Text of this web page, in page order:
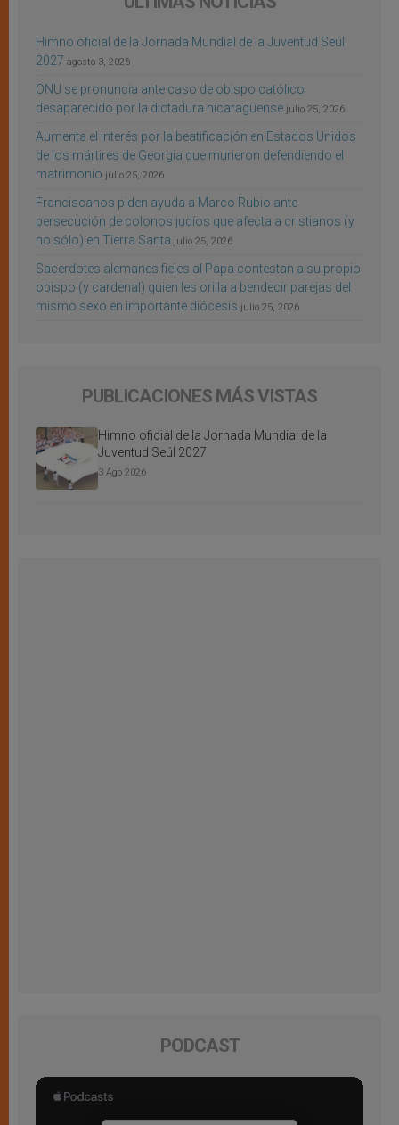
Himno oficial de la Jornada Mundial de la Juventud Seúl
2027 agosto 3, 2026
ONU se pronuncia ante caso de obispo católico
desaparecido por la dictadura nicaragüense julio 25, 2026
Aumenta el interés por la beatificación en Estados Unidos
de los mártires de Georgia que murieron defendiendo el
matrimonio julio 25, 2026
Franciscanos piden ayuda a Marco Rubio ante
persecución de colonos judíos que afecta a cristianos (y
no sólo) en Tierra Santa julio 25, 2026
Sacerdotes alemanes fieles al Papa contestan a su propio
obispo (y cardenal) quien les orilla a bendecir parejas del
mismo sexo en importante diócesis julio 25, 2026
PUBLICACIONES MÁS VISTAS
Himno oficial de la Jornada Mundial de la
Juventud Seúl 2027
3 Ago 2026
PODCAST